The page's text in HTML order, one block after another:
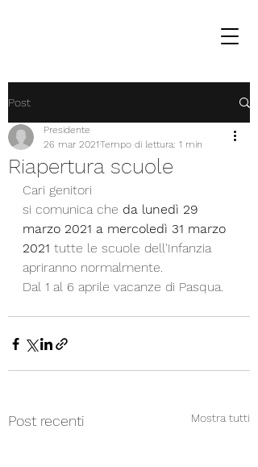
Post
Riapertura scuole
Presidente
26 mar 2021Tempo di lettura: 1 min
Cari genitori
si comunica che da lunedì 29
marzo 2021 a mercoledì 31 marzo
2021 tutte le scuole dell'Infanzia
apriranno normalmente.
Dal 1 al 6 aprile vacanze di Pasqua.
Post recenti Mostra tutti